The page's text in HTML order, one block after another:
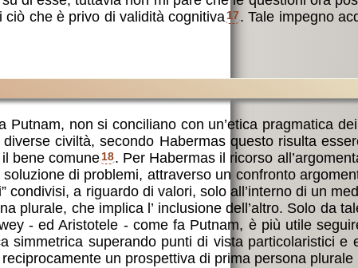
ciò che è privo di validità cognitiva17. Tale impegno
non si conciliano con un’etica pragmatica
civiltà, secondo Habermas questo risulta
bene comune18. Per Habermas il ricorso
di problemi, attraverso un confronto
a riguardo di valori, solo all’interno di un
plurale, che implica l’ inclusione dell’altro. Solo da
- ed Aristotele - come fa Putnam, è più utile
superando punti di vista particolaristici e
un prospettiva di prima persona plurale